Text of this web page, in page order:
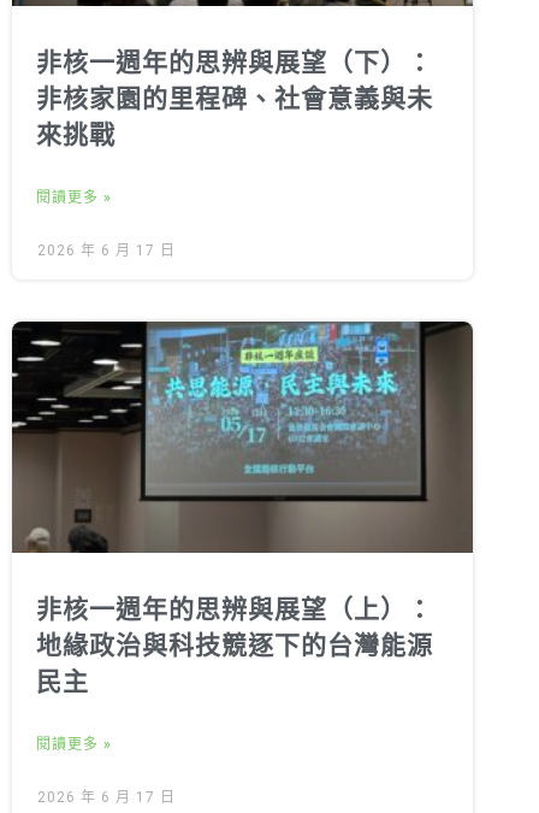
非核一週年的思辨與展望（下）：
非核家園的里程碑、社會意義與未
來挑戰
閱讀更多 »
2026 年 6 月 17 日
非核一週年的思辨與展望（上）：
地緣政治與科技競逐下的台灣能源
民主
閱讀更多 »
2026 年 6 月 17 日